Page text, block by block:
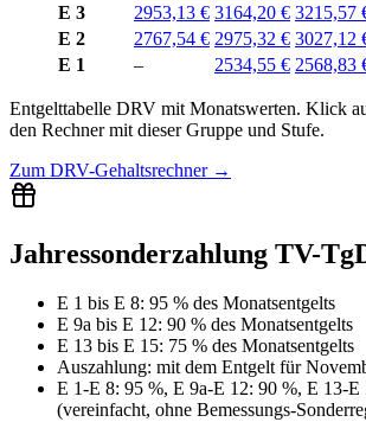
E 3
2953,13 € 3164,20 € 3215,57
E 2
2767,54 € 2975,32 € 3027,12
E 1
– 2534,55 € 2568,83
Entgelttabelle DRV mit Monatswerten. Klick
den Rechner mit dieser Gruppe und Stufe.
Zum DRV-Gehaltsrechner→
Jahressonderzahlung TV-
E 1 bis E 8: 95 % des Monatsentgelts
E 9a bis E 12: 90 % des Monatsentgelts
E 13 bis E 15: 75 % des Monatsentgelts
Auszahlung: mit dem Entgelt für
E 1-E 8: 95 %, E 9a-E 12: 90 %, E 13-E
(vereinfacht, ohne Bemessungs-